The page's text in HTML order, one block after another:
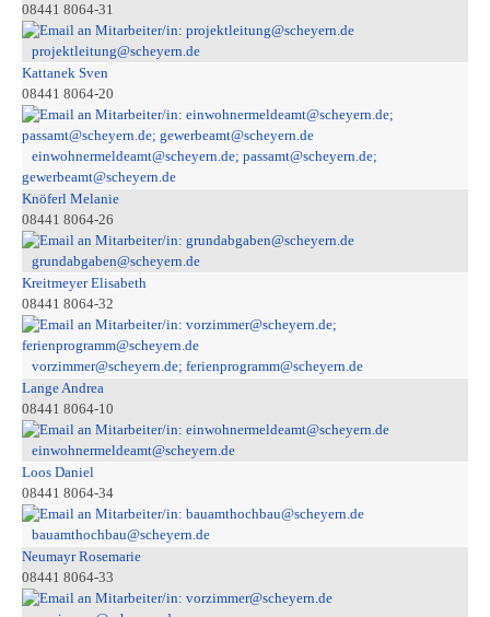
08441 8064-31
projektleitung@scheyern.de
Kattanek Sven
08441 8064-20
einwohnermeldeamt@scheyern.de; passamt@scheyern.de;
gewerbeamt@scheyern.de
Knöferl Melanie
08441 8064-26
grundabgaben@scheyern.de
Kreitmeyer Elisabeth
08441 8064-32
vorzimmer@scheyern.de; ferienprogramm@scheyern.de
Lange Andrea
08441 8064-10
einwohnermeldeamt@scheyern.de
Loos Daniel
08441 8064-34
bauamthochbau@scheyern.de
Neumayr Rosemarie
08441 8064-33